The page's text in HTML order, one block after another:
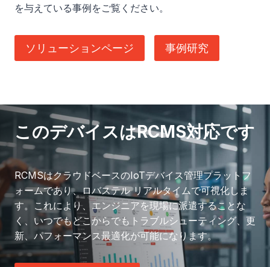
を与えている事例をご覧ください。
ソリューションページ 事例研究
このデバイスはRCMS対応です
RCMSはクラウドベースのIoTデバイス管理プラットフ
ォームであり、ロバステル リアルタイムで可視化しま
す。これにより、エンジニアを現場に派遣することな
く、いつでもどこからでもトラブルシューティング、更
新、パフォーマンス最適化が可能になります。